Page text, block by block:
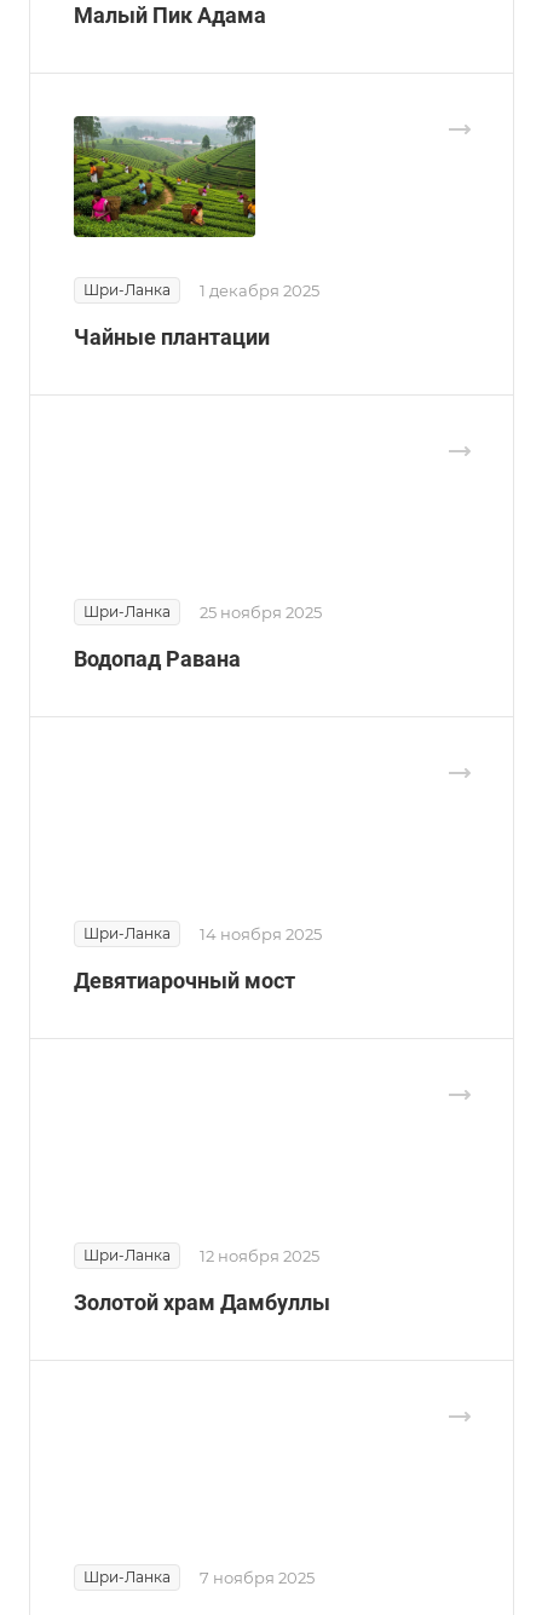
Малый Пик Адама
Шри-Ланка 1 декабря 2025
Чайные плантации
Шри-Ланка 25 ноября 2025
Водопад Равана
Шри-Ланка 14 ноября 2025
Девятиарочный мост
Шри-Ланка 12 ноября 2025
Золотой храм Дамбуллы
Шри-Ланка 7 ноября 2025